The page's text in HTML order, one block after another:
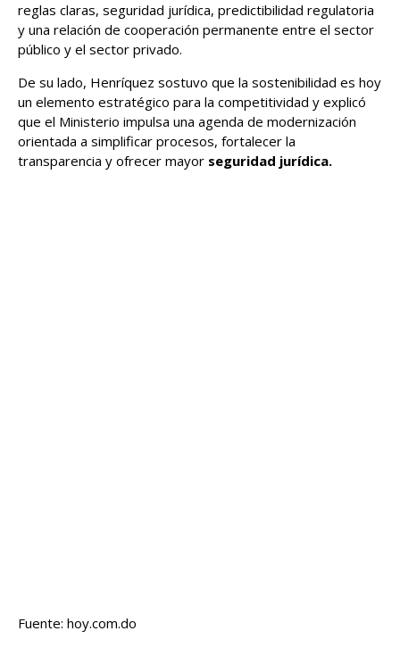
reglas claras, seguridad jurídica, predictibilidad regulatoria
y una relación de cooperación permanente entre el sector
público y el sector privado.
De su lado, Henríquez sostuvo que la sostenibilidad es hoy
un elemento estratégico para la competitividad y explicó
que el Ministerio impulsa una agenda de modernización
orientada a simplificar procesos, fortalecer la
transparencia y ofrecer mayor seguridad jurídica.
Fuente: hoy.com.do